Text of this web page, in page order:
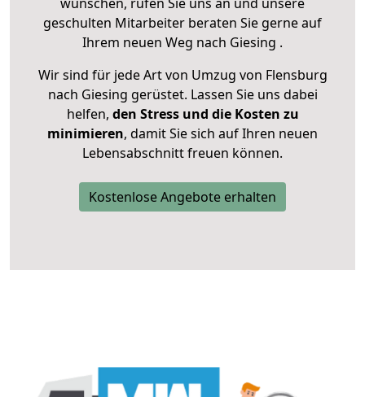
geschulten Mitarbeiter beraten Sie gerne auf
Ihrem neuen Weg nach Giesing .
Wir sind für jede Art von Umzug von Flensburg
nach Giesing gerüstet. Lassen Sie uns dabei
helfen, den Stress und die Kosten zu
minimieren, damit Sie sich auf Ihren neuen
Lebensabschnitt freuen können.
Kostenlose Angebote erhalten